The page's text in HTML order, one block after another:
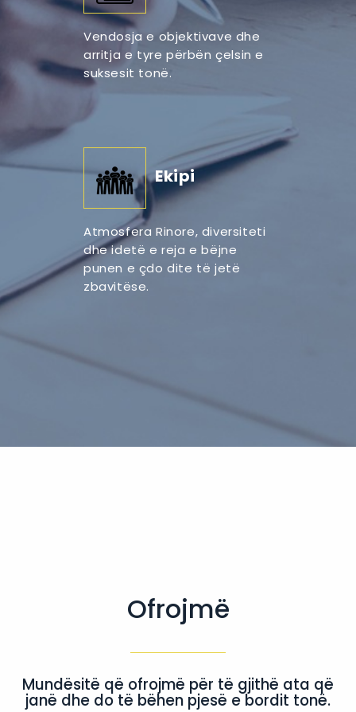
Vendosja e objektivave dhe
arritja e tyre përbën çelsin e
suksesit tonë.
Ekipi
Atmosfera Rinore, diversiteti
dhe idetë e reja e bëjne
punen e çdo dite të jetë
zbavitëse.
Ofrojmë
Mundësitë që ofrojmë për të gjithë ata që
janë dhe do të bëhen pjesë e bordit tonë.